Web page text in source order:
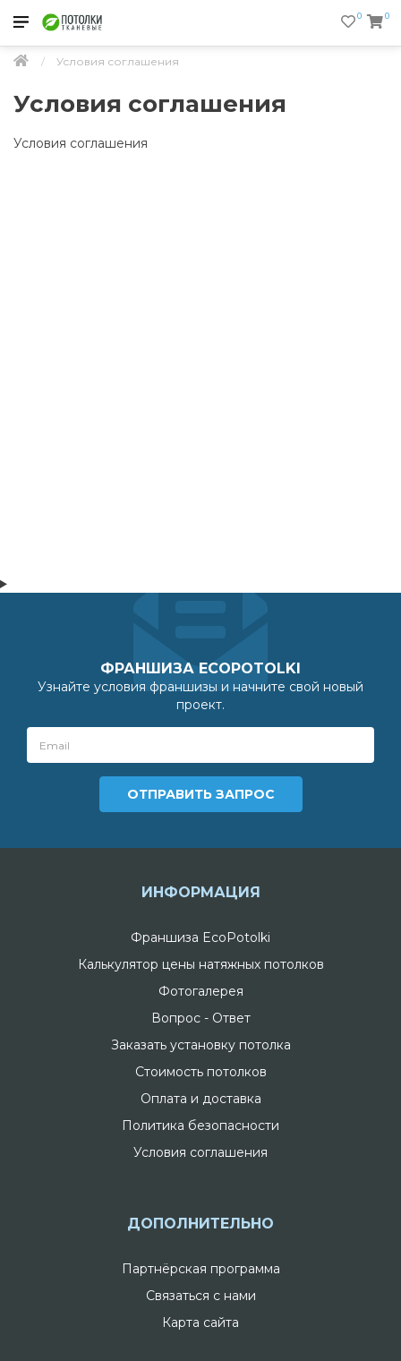
0
0
Условия соглашения
Условия соглашения
Условия соглашения
ФРАНШИЗА ECOPOTOLKI
Узнайте условия франшизы и начните свой новый
проект.
ИНФОРМАЦИЯ
Франшиза EcoPotolki
Калькулятор цены натяжных потолков
Фотогалерея
Вопрос - Ответ
Заказать установку потолка
Стоимость потолков
Оплата и доставка
Политика безопасности
Условия соглашения
ДОПОЛНИТЕЛЬНО
Партнёрская программа
Связаться с нами
Карта сайта